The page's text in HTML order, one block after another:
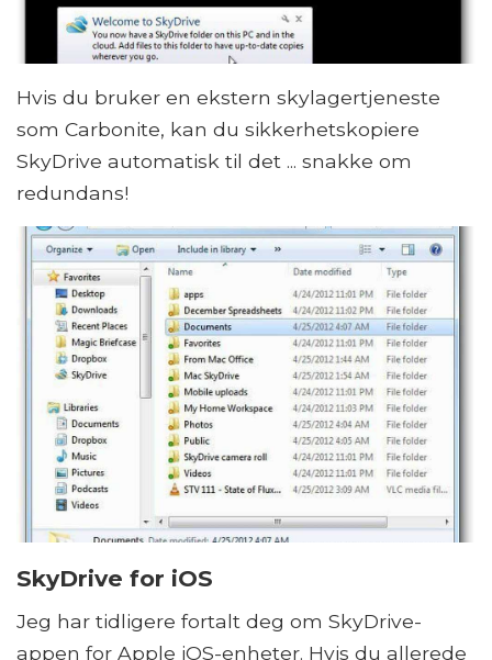
Hvis du bruker en ekstern skylagertjeneste
som Carbonite, kan du sikkerhetskopiere
SkyDrive automatisk til det ... snakke om
redundans!
SkyDrive for iOS
Jeg har tidligere fortalt deg om SkyDrive-
appen for Apple iOS-enheter. Hvis du allerede